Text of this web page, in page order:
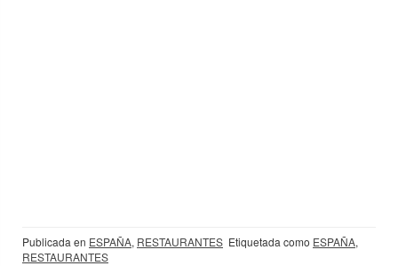
Publicada en ESPAÑA, RESTAURANTES Etiquetada como ESPAÑA,
RESTAURANTES